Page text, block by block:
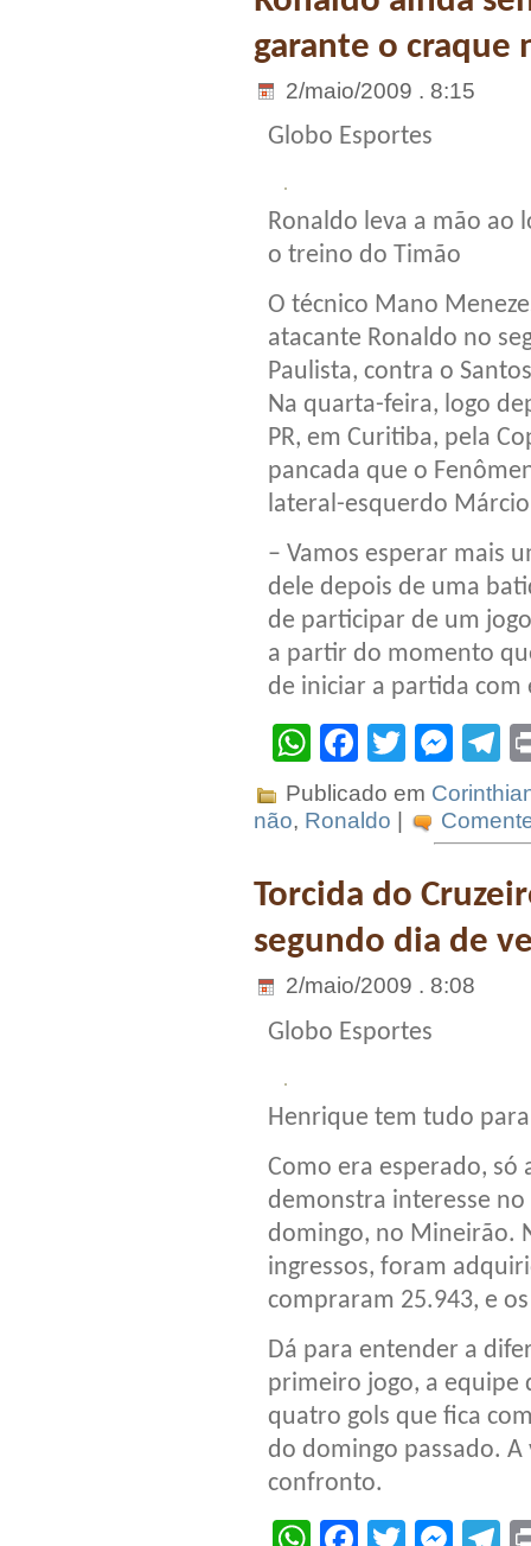
garante o craque
2/maio/2009 . 8:15
Globo Esportes
Ronaldo leva a mão ao
o treino do Timão
O técnico Mano
atacante Ronaldo no
Paulista, contra o
Na quarta-feira, logo
PR, em Curitiba, pela
pancada que o
lateral-esquerdo
– Vamos esperar mais
dele depois de uma
de participar de um
a partir do momento
de iniciar a partida
WhatsApp
Facebook
Twitter
Publicado em
não, Ronaldo
Torcida do
segundo dia de
2/maio/2009 . 8:08
Globo Esportes
Henrique tem tudo
Como era esperado, só
demonstra interesse
domingo, no Mineirão.
ingressos, foram
compraram 25.943, e
Dá para entender a
primeiro jogo, a equipe
quatro gols que fica
do domingo passado.
confronto.